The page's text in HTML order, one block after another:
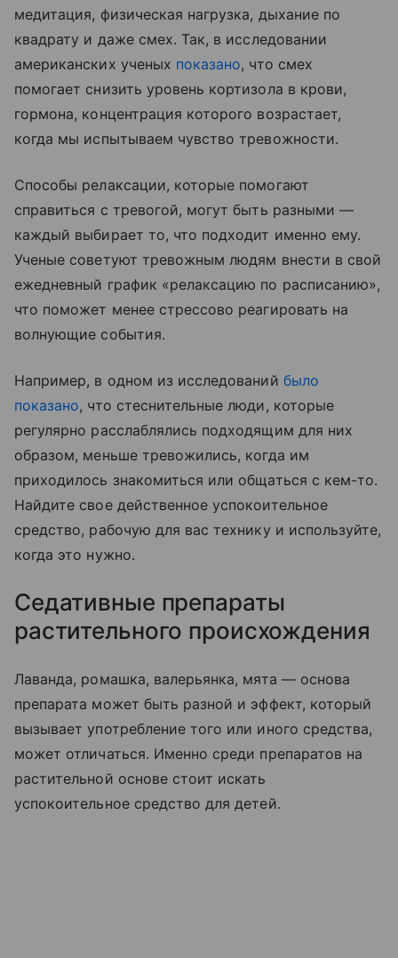
медитация, физическая нагрузка, дыхание по
квадрату и даже смех. Так, в исследовании
американских ученых показано, что смех
помогает снизить уровень кортизола в крови,
гормона, концентрация которого возрастает,
когда мы испытываем чувство тревожности.
Способы релаксации, которые помогают
справиться с тревогой, могут быть разными —
каждый выбирает то, что подходит именно ему.
Ученые советуют тревожным людям внести в свой
ежедневный график «релаксацию по расписанию»,
что поможет менее стрессово реагировать на
волнующие события.
Например, в одном из исследований было
показано, что стеснительные люди, которые
регулярно расслаблялись подходящим для них
образом, меньше тревожились, когда им
приходилось знакомиться или общаться с кем-то.
Найдите свое действенное успокоительное
средство, рабочую для вас технику и используйте,
когда это нужно.
Седативные препараты
растительного происхождения
Лаванда, ромашка, валерьянка, мята — основа
препарата может быть разной и эффект, который
вызывает употребление того или иного средства,
может отличаться. Именно среди препаратов на
растительной основе стоит искать
успокоительное средство для детей.